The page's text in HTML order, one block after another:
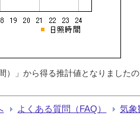
」から得る推計値となりました
よくある質問（FAQ） 気象